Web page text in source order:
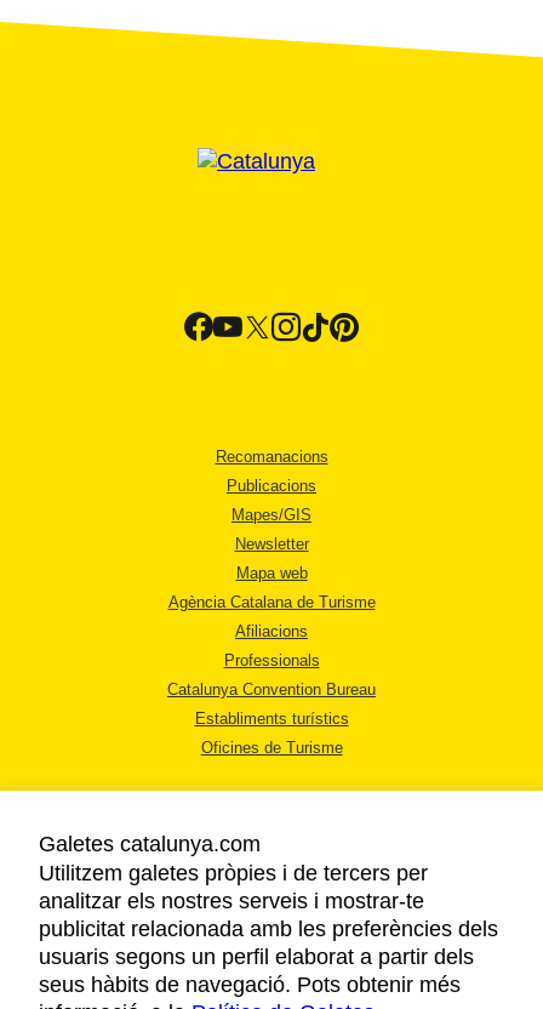
Recomanacions
Publicacions
Mapes/GIS
Newsletter
Mapa web
Agència Catalana de Turisme
Afiliacions
Professionals
Catalunya Convention Bureau
Establiments turístics
Oficines de Turisme
AVÍS LEGAL
POLÍTICA DE PRIVACITAT
COOKIES
Galetes catalunya.com
Utilitzem galetes pròpies i de tercers per
analitzar els nostres serveis i mostrar-te
publicitat relacionada amb les preferències dels
usuaris segons un perfil elaborat a partir dels
seus hàbits de navegació. Pots obtenir més